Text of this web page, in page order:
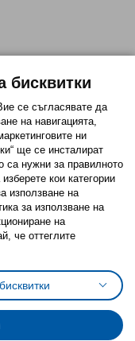
(Cookies)
на бисквитки
за личните данни
на ikea.bg
Family
IKEA Family
бисквитки
се съгласявате да
на навигацията,
ни
ще се инсталират
са нужни за правилното
кои категории
използване на
за използване на
на
че оттеглите